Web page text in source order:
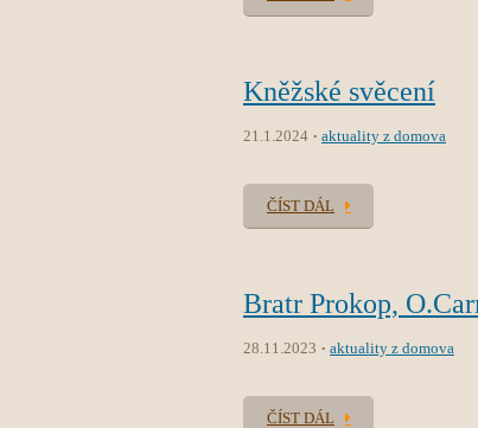
Kněžské svěcení
21.1.2024 aktuality z domova
ČÍST DÁL
Bratr Prokop,
28.11.2023 aktuality z domova
ČÍST DÁL